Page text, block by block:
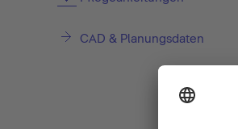
CAD & Planungsdaten